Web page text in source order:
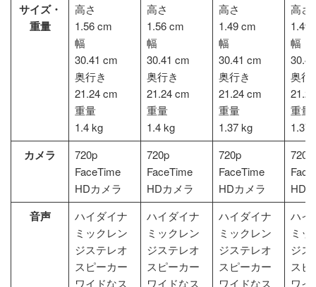
サイズ・
重量
高さ
1.56 cm
幅
30.41 cm
奥行き
21.24 cm
重量
1.4 kg
高さ
1.56 cm
幅
30.41 cm
奥行き
21.24 cm
重量
1.4 kg
高さ
1.49 cm
幅
30.41 cm
奥行き
21.24 cm
重量
1.37 kg
高さ
1.49
幅
奥行
重量
1.37
カメラ
720p
FaceTime
HDカメラ
720p
FaceTime
HDカメラ
720p
FaceTime
HDカメラ
720p
HD
音声
ハイダイナ
ミックレン
ジステレオ
スピーカー
ワイドなス
ハイダイナ
ミックレン
ジステレオ
スピーカー
ワイドなス
ハイダイナ
ミックレン
ジステレオ
スピーカー
ワイドなス
ハイ
ミッ
ジス
スピ
ワイ